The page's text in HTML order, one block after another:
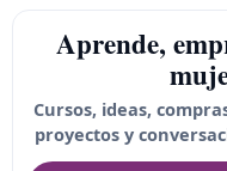
Aprende,
Cursos, ideas,
proyectos y